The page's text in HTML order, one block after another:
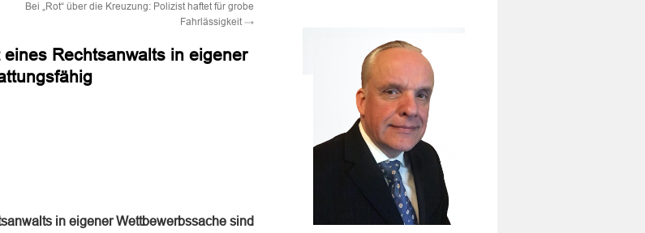
Bei „Rot“ über die Kreuzung: Polizist haftet für grobe
Fahrlässigkeit →
Rechtsanwalts in eigener
in eigener Wettbewerbssache sind